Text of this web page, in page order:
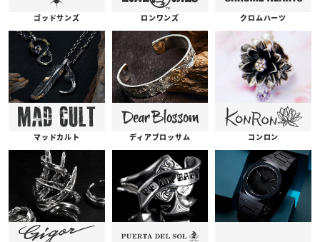
ゴッドサンズ ロンワンズ クロムハーツ
マッドカルト ディアブロッサム コンロン